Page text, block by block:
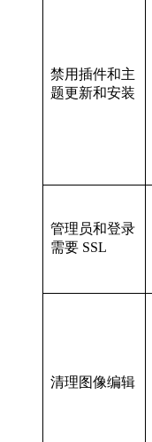
禁用插件和主
题更新和安装
管理员和登录
需要 SSL
清理图像编辑